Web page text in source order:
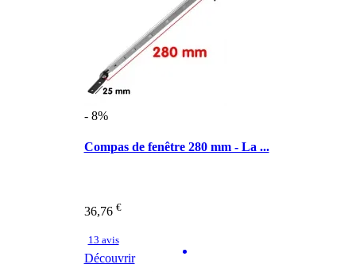
- 8%
Compas de fenêtre 280 mm - La ...
36,76 €
13 avis
Découvrir